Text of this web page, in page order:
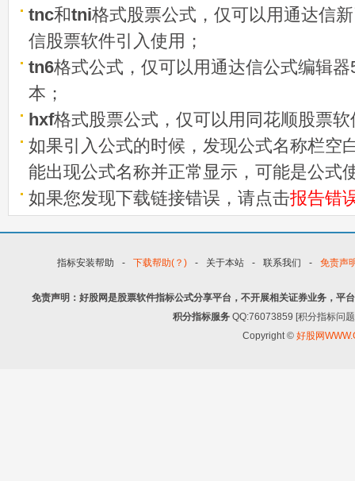
tnc和tni格式股票公式，仅可以用通达信
信股票软件引入使用；
tn6格式公式，仅可以用通达信公式编辑
本；
hxf格式股票公式，仅可以用同花顺股票
如果引入公式的时候，发现公式名称栏空
能出现公式名称并正常显示，可能是公式
如果您发现下载链接错误，请点击报告错
指标安装帮助 - 下载帮助(？) - 关于本站 - 联系我们 - 免责声
免责声明：好股网是股票软件指标公式分享平台，不开展相关证券业务，平
积分指标服务 QQ:76073859 [积分指标问
Copyright © 好股网